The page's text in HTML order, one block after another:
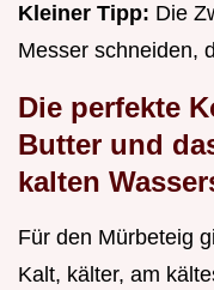
Kleiner Tipp: Die
Messer schneiden,
Die perfekte
Butter und
kalten
Für den Mürbeteig
Kalt, kälter, am